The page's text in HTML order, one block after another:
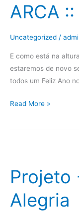
ARCA
Uncategorized /
E como está na
estaremos de novo
todos um Feliz Ano
Janeiras
2020
Read More »
Projeto
Alegria
Saúde
+
Alegria